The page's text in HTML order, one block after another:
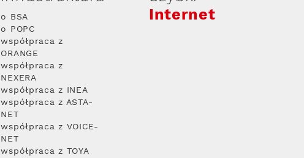
o BSA
o POPC
współpraca z
ORANGE
współpraca z
NEXERA
współpraca z INEA
współpraca z ASTA-
NET
współpraca z VOICE-
NET
współpraca z TOYA
Internet